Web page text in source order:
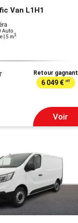
Van L1H1
Auto
| 5 m3
Retour gagnant
6 049 € HT
Voir